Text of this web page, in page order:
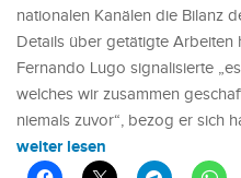
nationalen Kanälen die Bilanz
Details über getätigte
Fernando Lugo signalisierte
welches wir zusammen
niemals zuvor“, bezog er sich
weiter lesen